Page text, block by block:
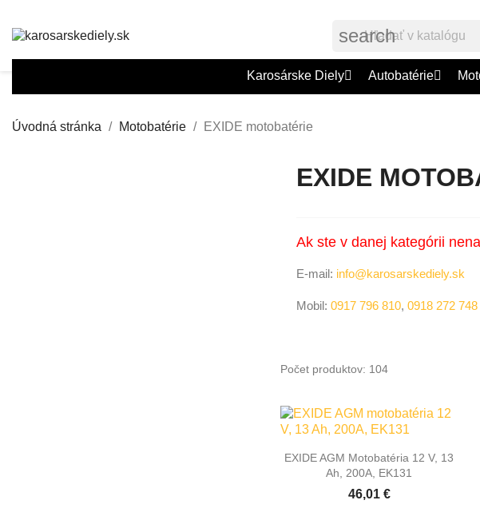
search
Karosárske Diely Autobatérie
Úvodná stránka Motobatérie EXIDE motobatérie
EXIDE
Ak ste v danej kategórii
E-mail: info@karosarskediely.sk
Mobil: 0917 796 810, 0918 272 748
Počet produktov: 104
 Rýchly náhľad
EXIDE AGM Motobatéria 12 V, 13
Ah, 200A, EK131
46,01 €